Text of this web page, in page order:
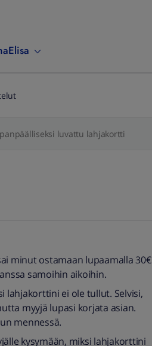
luvattu lahjakortti
minut ostamaan lupaamalla 30€
samoihin aikoihin.
lahjakorttini ei ole tullut. Selvisi,
myyjä lupasi korjata asian.
mennessä.
kysymään, miksi lahjakorttini